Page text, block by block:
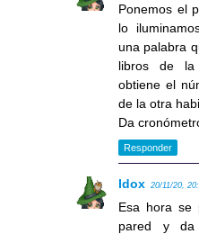
Ponemos el
lo
una palabra
libros de
obtiene el
de la otra
Da
Responder
Idox 20/11/20,
Esa hora se
pared y